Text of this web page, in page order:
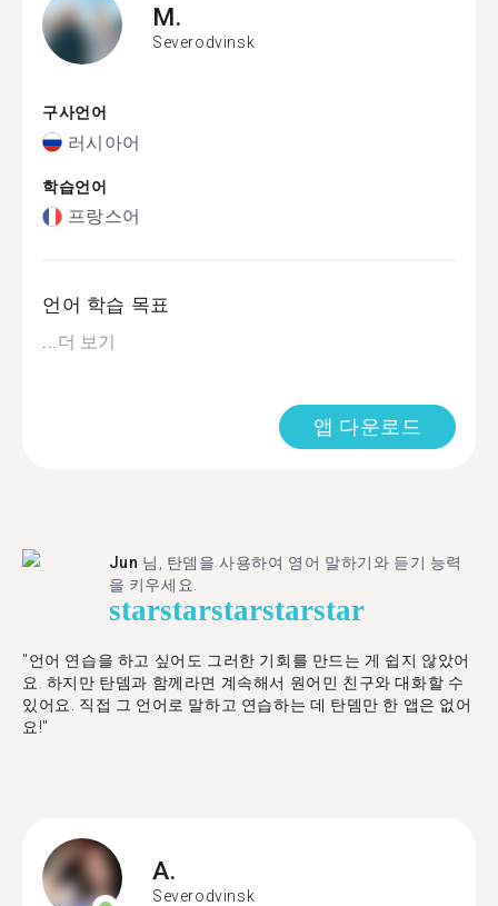
M.
Severodvinsk
구사언어
러시아어
학습언어
프랑스어
언어 학습 목표
...더 보기
앱 다운로드
Jun 님, 탄뎀을 사용하여 영어 말하기와 듣기 능력
을 키우세요.
starstarstarstarstar
"언어 연습을 하고 싶어도 그러한 기회를 만드는 게 쉽지 않았어
요. 하지만 탄뎀과 함께라면 계속해서 원어민 친구와 대화할 수
있어요. 직접 그 언어로 말하고 연습하는 데 탄뎀만 한 앱은 없어
요!"
A.
Severodvinsk